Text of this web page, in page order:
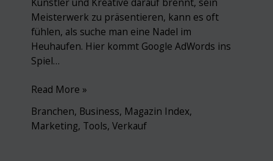
Meisterwerk zu präsentieren, kann es oft
fühlen, als suche man eine Nadel im
Heuhaufen. Hier kommt Google AdWords ins
Spiel…
Google
Das
Tor
Read More »
Branchen, Business, Magazin Index,
Marketing, Tools,Verkauf